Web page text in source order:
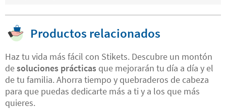
Productos relacionados
Haz tu vida más fácil con Stikets. Descubre un montón
desoluciones prácticas que mejorarán tu día a día y el
de tu familia. Ahorra tiempo y quebraderos de cabeza
para que puedas dedicarte más a ti y a los que más
quieres.